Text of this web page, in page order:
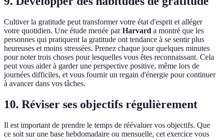
Cultiver la gratitude peut transformer votre état d'esprit et alléger
votre quotidien. Une étude menée parHarvard a montré que les
personnes qui pratiquent la gratitude ont tendance à se sentir plus
heureuses et moins stressées. Prenez chaque jour quelques minutes
pour noter trois choses pour lesquelles vous êtes reconnaissant. Cela
peut vous aider à garder une perspective positive, même lors de
journées difficiles, et vous fournir un regain d'énergie pour continuer
à avancer dans vos tâches.
10. Réviser ses objectifs régulièrement
Il est important de prendre le temps de réévaluer vos objectifs. Que
ce soit sur une base hebdomadaire ou mensuelle, cet exercice vous